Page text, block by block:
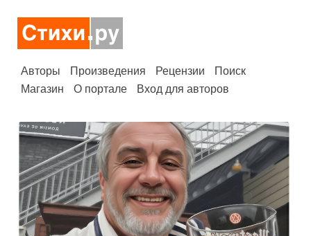
Авторы Произведения Рецензии
Поиск
Магазин
О портале Вход для авторов